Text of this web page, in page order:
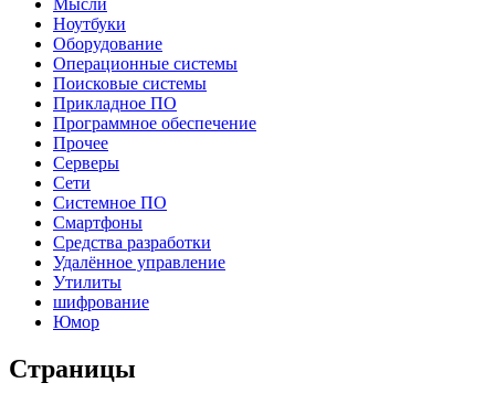
Ноутбуки
Оборудование
Операционные системы
Поисковые системы
Прикладное ПО
Программное обеспечение
Прочее
Серверы
Сети
Системное ПО
Смартфоны
Средства разработки
Удалённое управление
Утилиты
шифрование
Юмор
Страницы